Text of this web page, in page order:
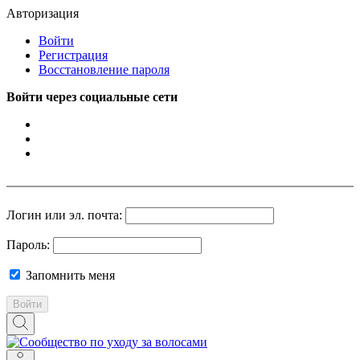
Авторизация
Войти
Регистрация
Восстановление пароля
Войти через социальные сети
Логин или эл. почта:
Пароль:
Запомнить меня
Войти